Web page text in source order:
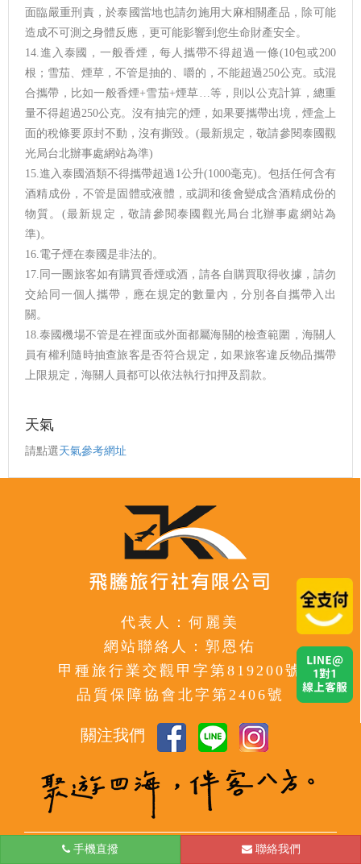
面臨嚴重刑責，於泰國當地也請勿施用大麻相關產品，除可能
造成不可測之身體反應，更可能影響到您生命財產安全。
14.進入泰國，一般香煙，每人攜帶不得超過一條(10包或200
根；雪茄、煙草，不管是抽的、嚼的，不能超過250公克。或混
合攜帶，比如一般香煙+雪茄+煙草…等，則以公克計算，總重
量不得超過250公克。沒有抽完的煙，如果要攜帶出境，煙盒上
面的稅條要原封不動，沒有撕毀。(最新規定，敬請參閱泰國觀
光局台北辦事處網站為準)
15.進入泰國酒類不得攜帶超過1公升(1000毫克)。包括任何含有
酒精成份，不管是固體或液體，或調和後會變成含酒精成份的
物質。(最新規定，敬請參閱泰國觀光局台北辦事處網站為
準)。
16.電子煙在泰國是非法的。
17.同一團旅客如有購買香煙或酒，請各自購買取得收據，請勿
交給同一個人攜帶，應在規定的數量內，分別各自攜帶入出
關。
18.泰國機場不管是在裡面或外面都屬海關的檢查範圍，海關人
員有權利隨時抽查旅客是否符合規定，如果旅客違反物品攜帶
上限規定，海關人員都可以依法執行扣押及罰款。
天氣
請點選天氣參考網址
代表人：何麗美
網站聯絡人：郭恩佑
甲種旅行業交觀甲字第819200號
品質保障協會北字第2406號
關注我們
手機直撥
台北 聯絡我們